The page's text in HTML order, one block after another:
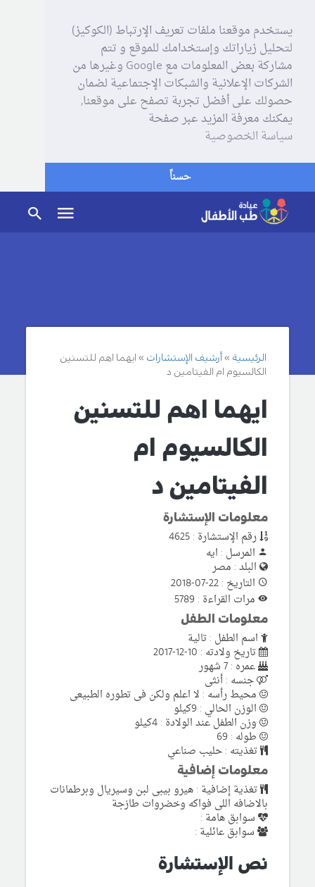
يستخدم موقعنا ملفات تعريف الإرتباط (الكوكيز)
لتحليل زياراتك وإستخدامك للموقع و تتم
مشاركة بعض المعلومات مع Google وغيرها من
الشركات الإعلانية والشبكات الإجتماعية لضمان
حصولك على أفضل تجربة تصفح على موقعنا,
يمكنك معرفة المزيد عبر صفحة
سياسة الخصوصية
حسناً
الرئيسية أرشيف الإستشارات
ايهما اهم للتسنين
الكالسيوم ام الفيتامين د
ايهما اهم للتسنين
الكالسيوم ام
الفيتامين د
معلومات الإستشارة
رقم الإستشارة : 4625
المرسل : ايه
البلد : مصر
التاريخ : 22-07-2018
مرات القراءة : 5789
معلومات الطفل
اسم الطفل : تالية
تاريخ ولادته : 10-12-2017
عمره : 7 شهور
جنسه : أنثى
محيط رأسه : لا اعلم ولكن فى تطوره الطبيعى
الوزن الحالي : 9كيلو
وزن الطفل عند الولادة : 4كيلو
طوله : 69
تغذيته : حليب صناعي
معلومات إضافية
تغذية إضافية : هيرو بيبى لبن وسيريال وبرطمانات
بالاضافه اللى فواكه وخضروات طازجة
سوابق هامة :
سوابق عائلية :
نص الإستشارة